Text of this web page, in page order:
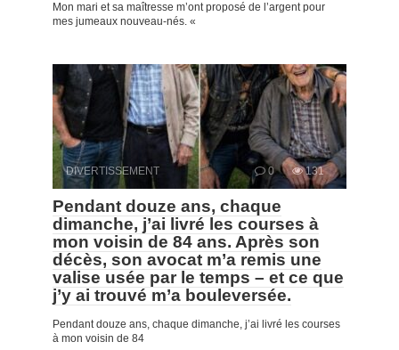
Mon mari et sa maîtresse m’ont proposé de l’argent pour
mes jumeaux nouveau-nés. «
DIVERTISSEMENT 0 131
Pendant douze ans, chaque
dimanche, j’ai livré les courses à
mon voisin de 84 ans. Après son
décès, son avocat m’a remis une
valise usée par le temps – et ce que
j’y ai trouvé m’a bouleversée.
Pendant douze ans, chaque dimanche, j’ai livré les courses
à mon voisin de 84